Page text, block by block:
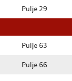
Pulje 29
Pulje 63
Pulje 66